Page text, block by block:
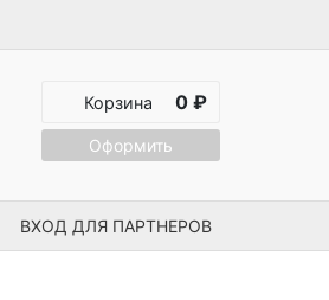
Корзина 0 ₽
Оформить
ВХОД ДЛЯ ПАРТНЕРОВ